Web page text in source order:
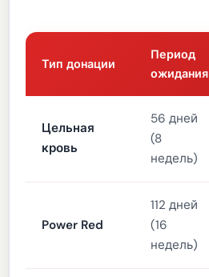
Тип донации
Период
ожидания
Цельная
кровь
56 дней
(8
недель)
Power Red
112 дней
(16
недель)